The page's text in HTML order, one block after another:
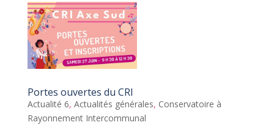
Portes ouvertes du CRI
Actualité 6, Actualités générales, Conservatoire à
Rayonnement Intercommunal